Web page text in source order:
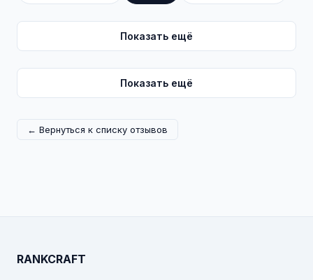
Показать ещё
Показать ещё
← Вернуться к списку отзывов
RANKCRAFT